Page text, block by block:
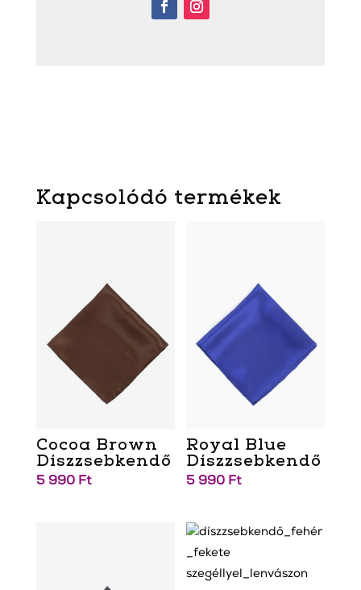
Kapcsolódó termékek
Cocoa Brown
Díszzsebkendő
5 990 Ft
Royal Blue
Díszzsebkendő
5 990 Ft